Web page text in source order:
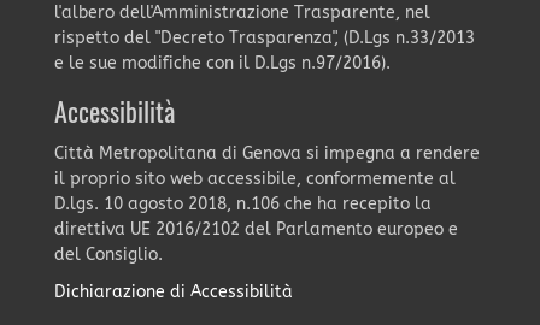
l'albero dell'Amministrazione Trasparente, nel
rispetto del "Decreto Trasparenza", (D.Lgs n.33/2013
e le sue modifiche con il D.Lgs n.97/2016).
Accessibilità
Città Metropolitana di Genova si impegna a rendere
il proprio sito web accessibile, conformemente al
D.lgs. 10 agosto 2018, n.106 che ha recepito la
direttiva UE 2016/2102 del Parlamento europeo e
del Consiglio.
Dichiarazione di Accessibilità